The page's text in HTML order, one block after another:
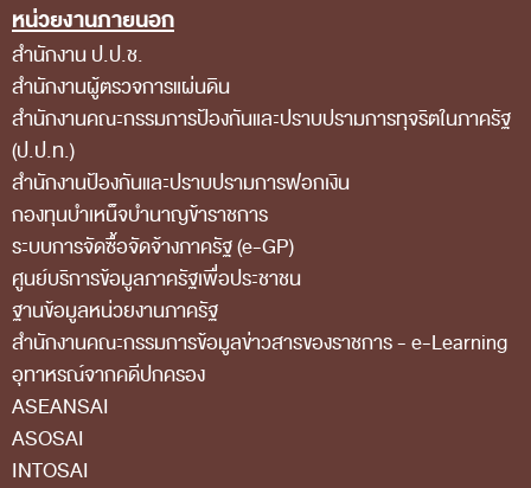
หน่วยงานภายนอก
สำนักงาน ป.ป.ช.
สำนักงานผู้ตรวจการแผ่นดิน
สำนักงานคณะกรรมการป้องกันและปราบปรามการทุจริตในภาครัฐ
(ป.ป.ท.)
สำนักงานป้องกันและปราบปรามการฟอกเงิน
กองทุนบำเหน็จบำนาญข้าราชการ
ระบบการจัดซื้อจัดจ้างภาครัฐ (e-GP)
ศูนย์บริการข้อมูลภาครัฐเพื่อประชาชน
ฐานข้อมูลหน่วยงานภาครัฐ
สํานักงานคณะกรรมการข้อมูลข่าวสารของราชการ - e-Learning
อุทาหรณ์จากคดีปกครอง
ASEANSAI
ASOSAI
INTOSAI